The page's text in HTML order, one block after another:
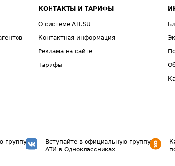
КОНТАКТЫ И ТАРИФЫ
О системе ATI.SU
Контактная информация
Реклама на сайте
Тарифы
группу
Вступайте в официальную группу
АТИ в Одноклассниках